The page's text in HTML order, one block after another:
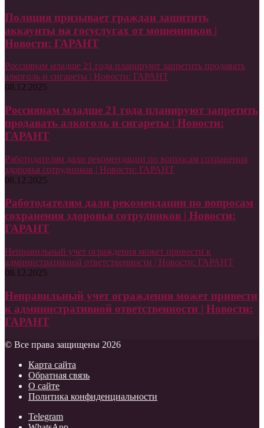
Полиция призывает граждан защитить
аккаунты на госуслугах от мошенников |
Новости: ГАРАНТ
Россиянам младше 21 года планируют запретить продавать
алкоголь и сигареты | Новости: ГАРАНТ
08.12.2025
Россиянам младше 21 года планируют запретить
продавать алкоголь и сигареты | Новости:
ГАРАНТ
Работодателям дали рекомендации по вопросам сохранения
здоровья сотрудников | Новости: ГАРАНТ
08.12.2025
Работодателям дали рекомендации по вопросам
сохранения здоровья сотрудников | Новости:
ГАРАНТ
Неправильный учет ограждения может привести к
административной ответственности | Новости: ГАРАНТ
08.12.2025
Неправильный учет ограждения может привести
к административной ответственности | Новости:
ГАРАНТ
© Все права защищены 2026
Карта сайта
Обратная связь
О сайте
Политика конфиденциальности
Telegram